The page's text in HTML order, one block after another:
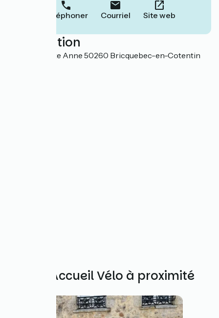
Téléphoner Courriel Site web
Localisation
13 Place Sainte Anne 50260 Bricquebec-en-Cotentin
Autres Accueil Vélo à proximité